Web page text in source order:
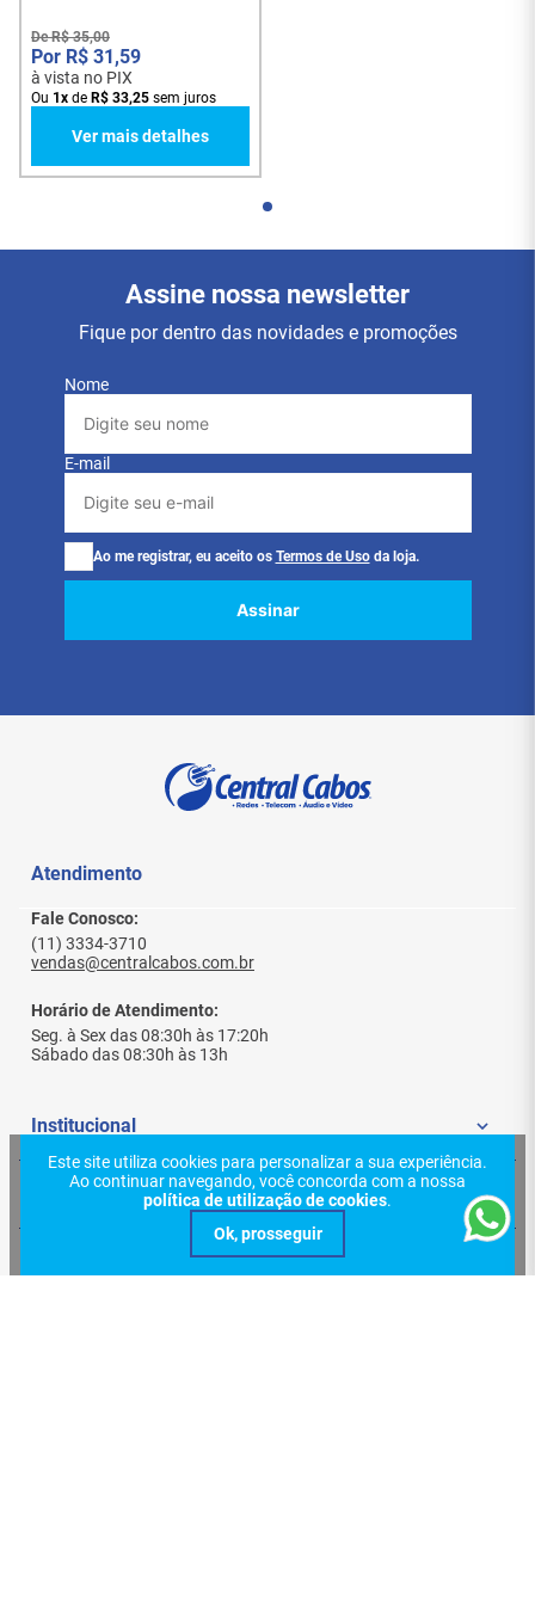
Este site utiliza cookies para personalizar a sua experiência.
Ao continuar navegando, você concorda com a nossa
política de utilização de cookies.
DeR$ 35,00
R$ 31,59
à vista no PIX
Ou 1x de R$ 33,25 sem juros
Ver mais detalhes
Assine nossa newsletter
Fique por dentro das novidades e promoções
Nome
E-mail
Ao me registrar, eu aceito os Termos de Uso da loja.
Assinar
Atendimento
Fale Conosco:
(11) 3334-3710
vendas@centralcabos.com.br
Horário de Atendimento:
Seg. à Sex das 08:30h às 17:20h
Sábado das 08:30h às 13h
Institucional
Quem Somos
Ajuda e Suporte
Redes Sociais